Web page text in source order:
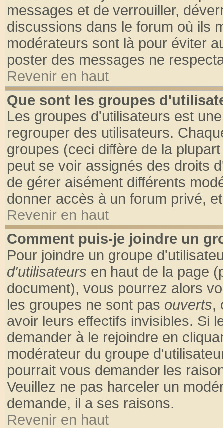
messages et de verrouiller,
discussions dans le forum où ils
modérateurs sont là pour éviter
poster des messages ne
Revenir en haut
Que sont les groupes
Les groupes d'utilisateurs est
regrouper des utilisateurs.
groupes (ceci diffère de la
peut se voir assignés des droits
de gérer aisément différents
donner accès à un forum privé,
Revenir en haut
Comment puis-je joindre un
Pour joindre un groupe
d'utilisateurs en haut de la page
document), vous pourrez alors
les groupes ne sont pas ouverts,
avoir leurs effectifs invisibles. Si
demander à le rejoindre en
modérateur du groupe
pourrait vous demander les
Veuillez ne pas harceler un
demande, il a ses raisons.
Revenir en haut